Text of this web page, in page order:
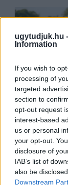
ugytudjuk.hu -
Information
If you wish to
processing of
targeted
section to
opt-out request
interest-based
us or personal
your opt-out.
disclosure of
IAB’s list of
also be
Downstream
PIKNIK
SZABADBAN
Ahogy
velünk,